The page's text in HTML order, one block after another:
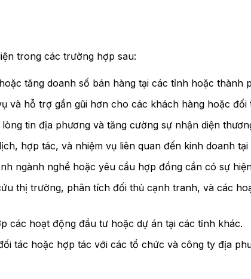
trong các trường hợp sau:
tăng doanh số bán hàng tại các tỉnh hoặc thành
và hỗ trợ gần gũi hơn cho các khách hàng hoặc
tin địa phương và tăng cường sự nhận diện
hợp tác, và nhiệm vụ liên quan đến kinh doanh
ngành nghề hoặc yêu cầu hợp đồng cần có sự
thị trường, phân tích đối thủ cạnh tranh, và các
các hoạt động đầu tư hoặc dự án tại các tỉnh khác.
tác hoặc hợp tác với các tổ chức và công ty địa